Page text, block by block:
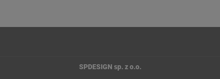
SPDESIGN sp. z o.o.